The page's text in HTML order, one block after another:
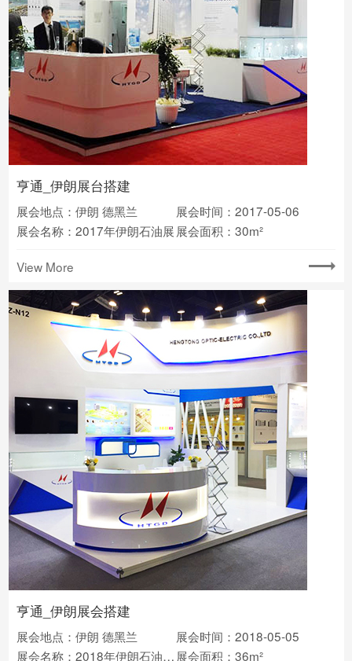
亨通_伊朗展台搭建
展会地点：伊朗 德黑兰
展会时间：2017-05-06
展会名称：2017年伊朗石油展 展会面积：30m²
View More
亨通_伊朗展会搭建
展会地点：伊朗 德黑兰
展会时间：2018-05-05
展会名称：2018年伊朗石油天然气展览会 展会面积：36m²